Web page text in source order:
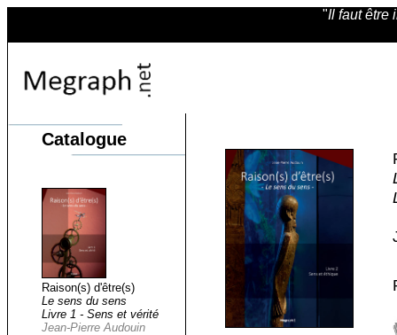
"Il faut être
Catalogue
Raison(s) d'être(s)
Le sens du sens
Livre 1 - Sens et vérité
Jean-Pierre Audouin